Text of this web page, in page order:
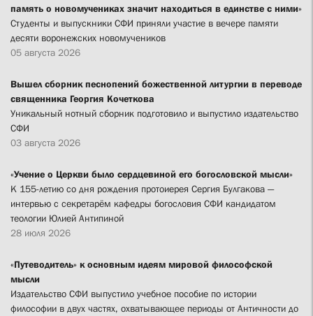
память о новомучениках значит находиться в единстве с ними»
Студенты и выпускники СФИ приняли участие в вечере памяти
десяти воронежских новомучеников
05 августа 2026
Вышел сборник песнопений божественной литургии в переводе
священника Георгия Кочеткова
Уникальный нотный сборник подготовило и выпустило издательство
СФИ
03 августа 2026
«Учение о Церкви было сердцевиной его богословской мысли»
К 155-летию со дня рождения протоиерея Сергия Булгакова —
интервью с секретарём кафедры богословия СФИ кандидатом
теологии Юлией Антипиной
28 июля 2026
«Путеводитель» к основным идеям мировой философской
мысли
Издательство СФИ выпустило учебное пособие по истории
философии в двух частях, охватывающее периоды от Античности до